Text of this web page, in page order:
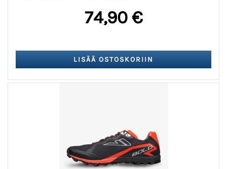
74,90 €